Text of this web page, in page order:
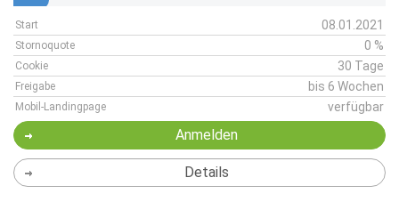
Start 08.01.2021
Stornoquote 0 %
Cookie 30 Tage
Freigabe bis 6 Wochen
Mobil-Landingpage verfügbar
Anmelden
Details